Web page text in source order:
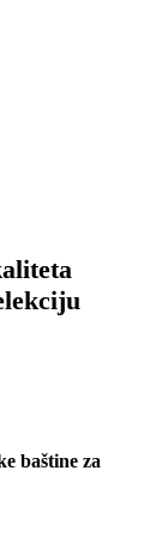
baštine za